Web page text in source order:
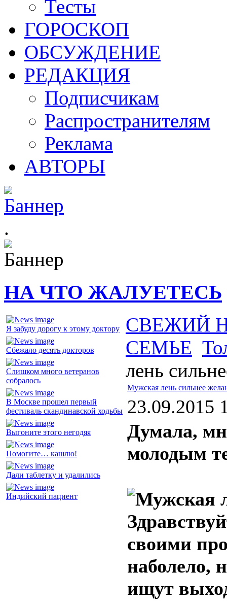
Тесты
ГОРОСКОП
ОБСУЖДЕНИЕ
РЕДАКЦИЯ
Подписчикам
Распространителям
Реклама
АВТОРЫ
.
НА ЧТО ЖАЛУЕТЕСЬ
Я забуду дорогу к этому доктору
Сбежало десять докторов
Слишком много ветеранов
собралось
В Москве прошел первый
фестиваль скандинавской ходьбы
Выгоните этого негодяя
Помогите… кашлю!
Дали таблетку и удалились
Индийский пациент
СВЕЖИЙ
СЕМЬЕ
лень
Мужская лень сильнее
23.09.2015
Думала,
молодым
своими
наболело,
ищут